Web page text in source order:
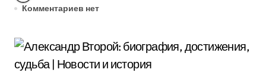
Комментариев нет